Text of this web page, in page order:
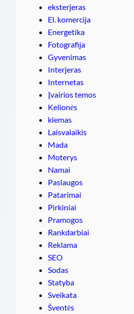
eksterjeras
El. komercija
Energetika
Fotografija
Gyvenimas
Interjeras
Internetas
Įvairios temos
Kelionės
kiemas
Laisvalaikis
Mada
Moterys
Namai
Paslaugos
Patarimai
Pirkiniai
Pramogos
Rankdarbiai
Reklama
SEO
Sodas
Statyba
Sveikata
Šventės